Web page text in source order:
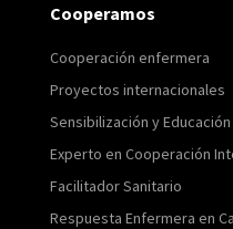
Cooperamos
Cooperación enfermera
Proyectos internacionales
Sensibilización y
Experto en Cooperación
Facilitador Sanitario
Respuesta Enfermera en